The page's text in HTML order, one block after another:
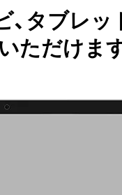
タブレッ
ただけま